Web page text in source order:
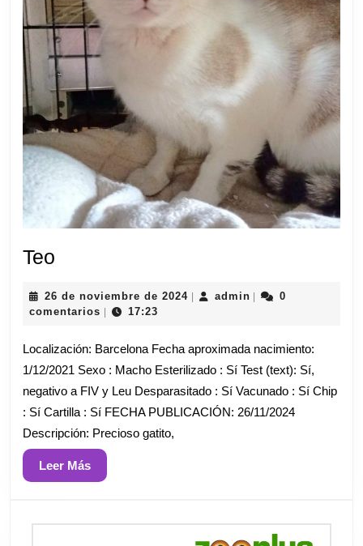
Teo
26 de noviembre de 202426
2024
| adminadmin
|
0
comentarios | 17:23
Localización: Barcelona Fecha aproximada nacimiento:
1/12/2021 Sexo : Macho Esterilizado : Sí Test (text): Sí,
negativo a FIV y Leu Desparasitado : Sí Vacunado : Sí Chip
: Sí Cartilla : Sí FECHA PUBLICACIÓN: 26/11/2024
Descripción: Precioso gatito,
Leer MásLeer
Más